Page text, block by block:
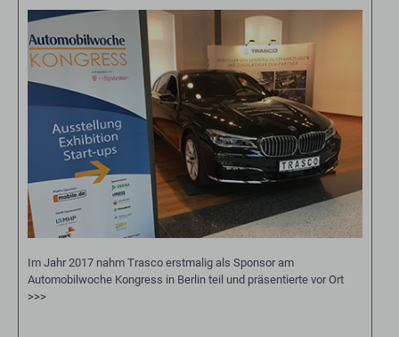
Im Jahr 2017 nahm Trasco erstmalig als Sponsor am
Automobilwoche Kongress in Berlin teil und präsentierte vor Ort
>>>